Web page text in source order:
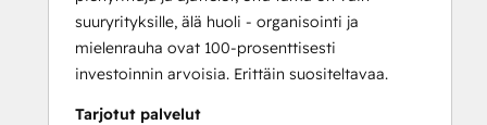
suuryrityksille, älä huoli - organisointi ja
mielenrauha ovat 100-prosenttisesti
investoinnin arvoisia. Erittäin suositeltavaa.
Tarjotut palvelut